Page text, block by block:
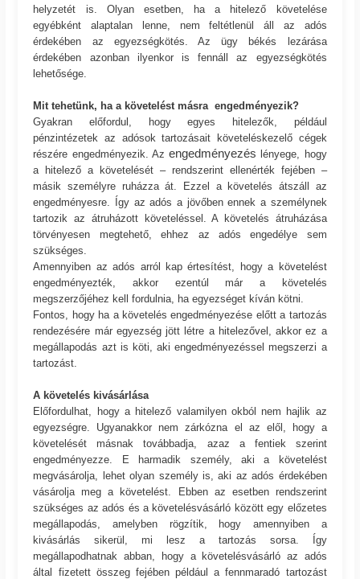
helyzetét is. Olyan esetben, ha a hitelező követelése
egyébként alaptalan lenne, nem feltétlenül áll az adós
érdekében az egyezségkötés. Az ügy békés lezárása
érdekében azonban ilyenkor is fennáll az egyezségkötés
lehetősége.
Mit tehetünk, ha a követelést másra engedményezik?
Gyakran előfordul, hogy egyes hitelezők, például
pénzintézetek az adósok tartozásait követeléskezelő cégek
részére engedményezik. Azengedményezés lényege, hogy
a hitelező a követelését – rendszerint ellenérték fejében –
másik személyre ruházza át. Ezzel a követelés átszáll az
engedményesre. Így az adós a jövőben ennek a személynek
tartozik az átruházott követeléssel. A követelés átruházása
törvényesen megtehető, ehhez az adós engedélye sem
szükséges.
Amennyiben az adós arról kap értesítést, hogy a követelést
engedményezték, akkor ezentúl már a követelés
megszerzőjéhez kell fordulnia, ha egyezséget kíván kötni.
Fontos, hogy ha a követelés engedményezése előtt a tartozás
rendezésére már egyezség jött létre a hitelezővel, akkor ez a
megállapodás azt is köti, aki engedményezéssel megszerzi a
tartozást.
A követelés kivásárlása
Előfordulhat, hogy a hitelező valamilyen okból nem hajlik az
egyezségre. Ugyanakkor nem zárkózna el az elől, hogy a
követelését másnak továbbadja, azaz a fentiek szerint
engedményezze. E harmadik személy, aki a követelést
megvásárolja, lehet olyan személy is, aki az adós érdekében
vásárolja meg a követelést. Ebben az esetben rendszerint
szükséges az adós és a követelésvásárló között egy előzetes
megállapodás, amelyben rögzítik, hogy amennyiben a
kivásárlás sikerül, mi lesz a tartozás sorsa. Így
megállapodhatnak abban, hogy a követelésvásárló az adós
által fizetett összeg fejében például a fennmaradó tartozást